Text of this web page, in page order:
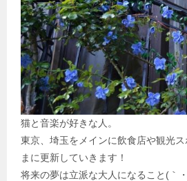
猫と音楽が好きな人。
東京、埼玉をメインに飲食店や観光
まに更新していきます！
将来の夢は立派な大人になること(｀